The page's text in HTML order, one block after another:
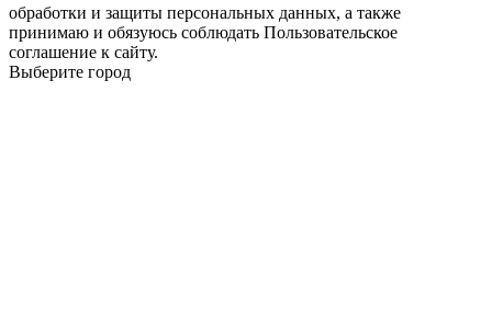
обработки и защиты персональных данных, а также
принимаю и обязуюсь соблюдать Пользовательское
соглашение к сайту.
Выберите город